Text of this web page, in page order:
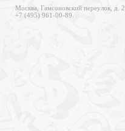
Москва, Гамсоновский переулок, д. 2.
+7 (495) 961-00-89.